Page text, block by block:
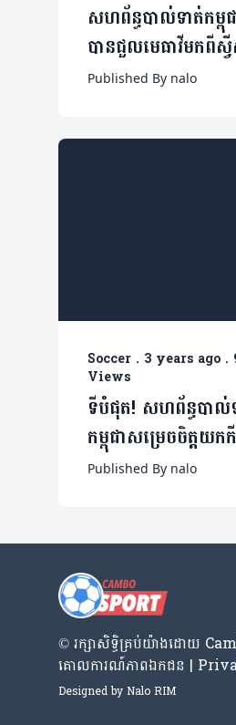
សហព័ន្ធបាល់ទាត់កម្ពុ
បានជួលមេធាវីមកពីស្វី
តស៊ូមតិជាមួយ FIFA
Published By nalo
Soccer . 3 years ago .
Views
ទីបំផុត! សហព័ន្ធបាល់
កម្ពុជាសម្រេចចិត្តយក
បរទេសចូលក្រុមជាលើ
Published By nalo
© រក្សា​សិទ្ធិ​គ្រប់​យ៉ាង​ដោយ​
គោលការណ៍​ភាព​ឯកជន |
Designed by Nalo RIM